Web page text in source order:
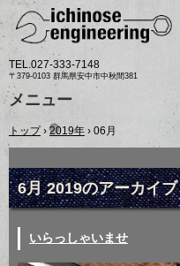
TEL.027-333-7148
〒379-0103 群馬県安中市中秋間381
メニュー
コ
ン
テ
ン
ツ
へ
ス
キ
トップ › 2019年 › 06月
6月 2019のアーカイブ
いらっしゃいませ